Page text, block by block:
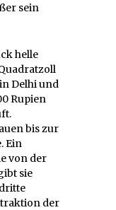
sein
helle
Delhi und
Rupien
bis zur
Ein
von der
sie
der